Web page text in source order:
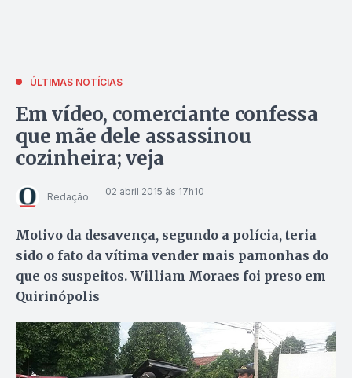
ÚLTIMAS NOTÍCIAS
Em vídeo, comerciante confessa
que mãe dele assassinou
cozinheira; veja
Redação 02 abril 2015 às 17h10
Motivo da desavença, segundo a polícia, teria
sido o fato da vítima vender mais pamonhas do
que os suspeitos. William Moraes foi preso em
Quirinópolis